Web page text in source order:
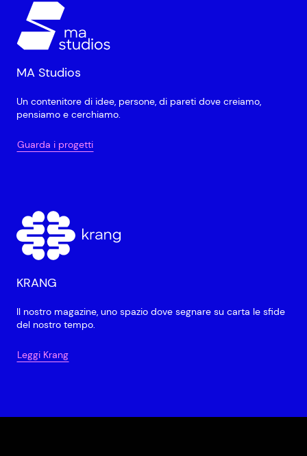
MA Studios
Un contenitore di idee, persone, di pareti dove creiamo,
pensiamo e cerchiamo.
Guarda i progetti
KRANG
Il nostro magazine, uno spazio dove segnare su carta le sfide
del nostro tempo.
Leggi Krang